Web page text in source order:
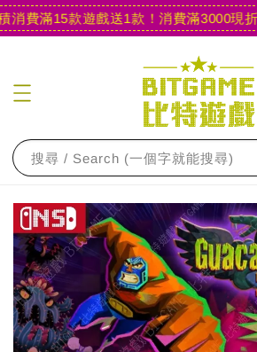
費滿15款遊戲送1款！ 消費滿3000現折
搜尋 / Search (一個字就能搜尋)